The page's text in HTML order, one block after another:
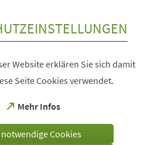
Website erklären Sie sich damit
Seite Cookies verwendet.
Mehr Infos
(Öffnet
einem
Cookies